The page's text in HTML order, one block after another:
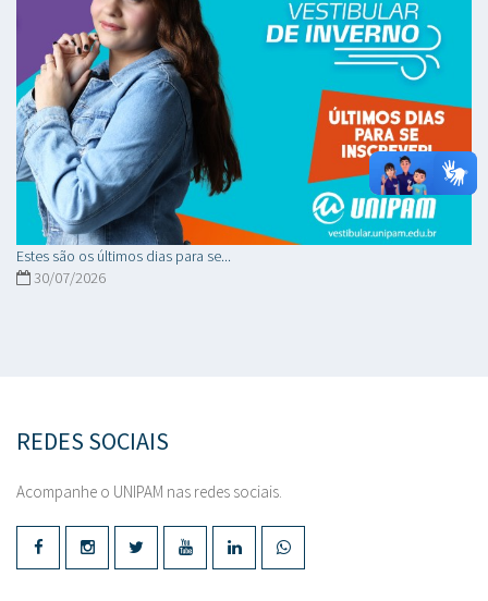
Estes são os últimos dias para se...
30/07/2026
REDES SOCIAIS
Acompanhe o UNIPAM nas redes sociais.